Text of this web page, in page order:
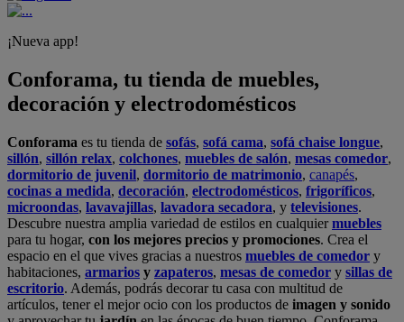
¡Nueva app!
Conforama, tu tienda de muebles,
decoración y electrodomésticos
Conforama es tu tienda de sofás, sofá cama, sofá chaise longue,
sillón, sillón relax, colchones, muebles de salón, mesas comedor,
dormitorio de juvenil, dormitorio de matrimonio, canapés,
cocinas a medida, decoración, electrodomésticos, frigoríficos,
microondas, lavavajillas, lavadora secadora, y televisiones.
Descubre nuestra amplia variedad de estilos en cualquiermuebles
para tu hogar, con los mejores precios y promociones. Crea el
espacio en el que vives gracias a nuestros muebles de comedor y
habitaciones, armarios y zapateros, mesas de comedor y sillas de
escritorio. Además, podrás decorar tu casa con multitud de
artículos, tener el mejor ocio con los productos de imagen y sonido